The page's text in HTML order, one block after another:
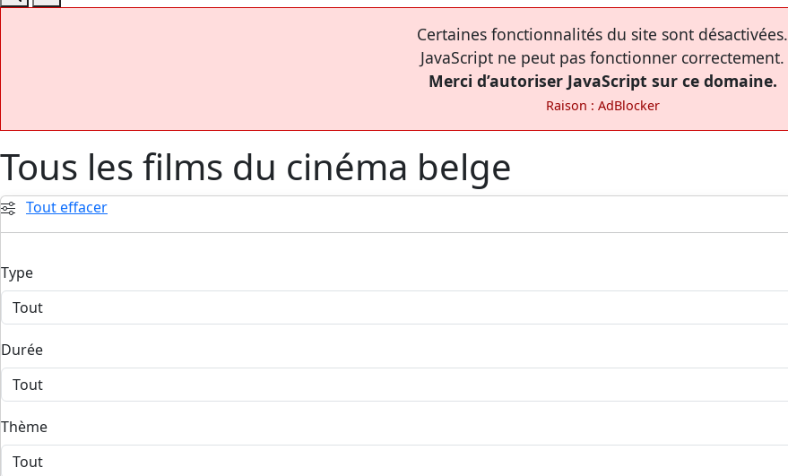
Certaines fonctionnalités du site sont désactivées.
JavaScript ne peut pas fonctionner correctement.
Merci d’autoriser JavaScript sur ce domaine.
Raison : AdBlocker
Tous les films du cinéma belge
Tout effacer
Type
Durée
Thème